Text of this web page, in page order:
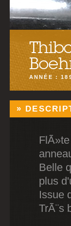
ANNÉE :
Belle
plus
Issue
TrÃ¨s